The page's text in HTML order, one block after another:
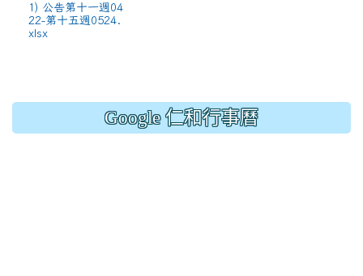
1) 公告第十一週04
22-第十五週0524.
xlsx
Google 仁和行事曆